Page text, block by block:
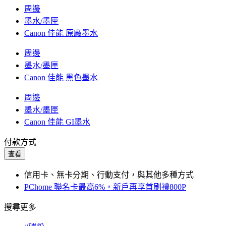
周邊
墨水/墨匣
Canon 佳能 原廠墨水
周邊
墨水/墨匣
Canon 佳能 黑色墨水
周邊
墨水/墨匣
Canon 佳能 GI墨水
付款方式
查看
信用卡、無卡分期、行動支付，與其他多種方式
PChome 聯名卡最高6%，新戶再享首刷禮800P
搜尋更多